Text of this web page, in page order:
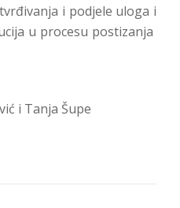
i podjele uloga i
u procesu postizanja
i Tanja Šupe